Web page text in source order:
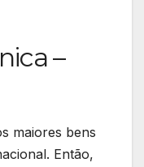
–
maiores bens
Então,